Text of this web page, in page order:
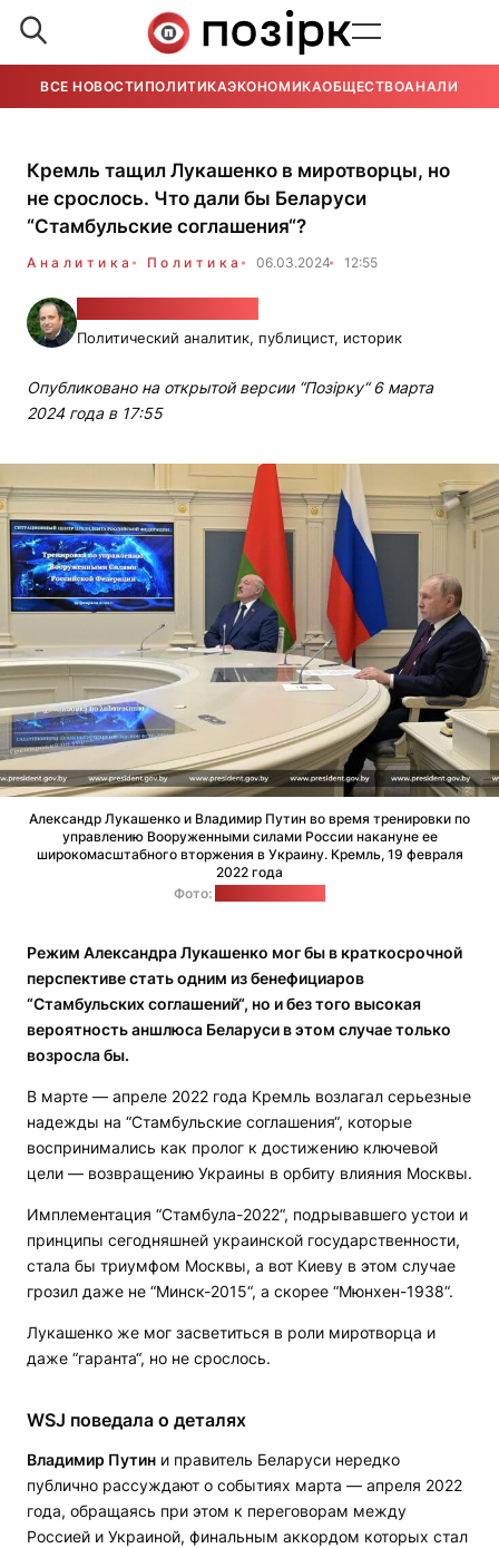
ВСЕ НОВОСТИ ПОЛИТИКАЭКОНОМИКАОБЩЕСТВОАНАЛИТИКА
Кремль тащил Лукашенко в миротворцы, но
не срослось. Что дали бы Беларуси
“Стамбульские соглашения“?
Аналитика Политика 06.03.2024 12:55
Политический аналитик, публицист, историк
Опубликовано на открытой версии “Позірку“ 6 марта
2024 года в 17:55
Александр Лукашенко и Владимир Путин во время тренировки по
управлению Вооруженными силами России накануне ее
широкомасштабного вторжения в Украину. Кремль, 19 февраля
2022 года
Фото:
Режим Александра Лукашенко мог бы в краткосрочной
перспективе стать одним из бенефициаров
“Стамбульских соглашений“, но и без того высокая
вероятность аншлюса Беларуси в этом случае только
возрослабы.
В марте — апреле 2022 года Кремль возлагал серьезные
надежды на “Стамбульские соглашения“, которые
воспринимались как пролог к достижению ключевой
цели — возвращению Украины в орбиту влияния Москвы.
Имплементация “Стамбула-2022“, подрывавшего устои и
принципы сегодняшней украинской государственности,
стала бы триумфом Москвы, а вот Киеву в этом случае
грозил даже не “Минск-2015“, а скорее “Мюнхен-1938“.
Лукашенко же мог засветиться в роли миротворца и
даже “гаранта“, но не срослось.
WSJ поведала о деталях
Владимир Путин и правитель Беларуси нередко
публично рассуждают о событиях марта — апреля 2022
года, обращаясь при этом к переговорам между
Россией и Украиной, финальным аккордом которых стал